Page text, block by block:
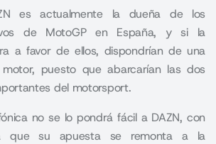
es actualmente la dueña de los
de MotoGP en España, y si la
a favor de ellos, dispondrían de una
puesto que abarcarían las dos
del motorsport.
no se lo pondrá fácil a DAZN, con
que su apuesta se remonta a la